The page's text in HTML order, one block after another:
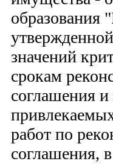
образования
значений
срокам
соглашения
работ по
соглашения,